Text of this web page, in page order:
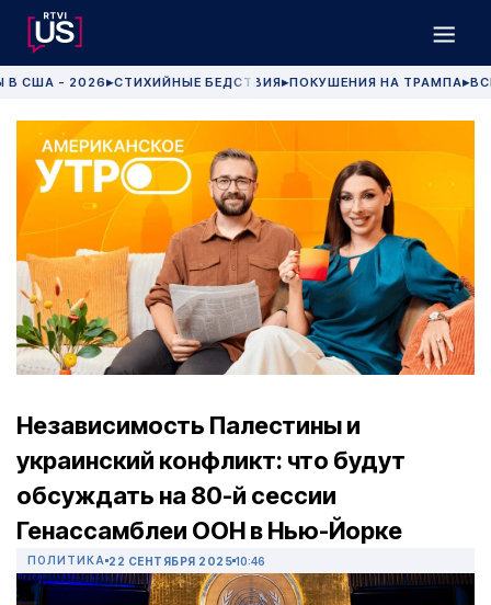
В США - 2026 ▶СТИХИЙНЫЕ БЕДСТВИЯ▶ПОКУШЕНИЯ НА ТРАМПА▶
Независимость Палестины и
украинский конфликт: что будут
обсуждать на 80-й сессии
Генассамблеи ООН в Нью-Йорке
ПОЛИТИКА 22 СЕНТЯБРЯ 2025 10:46